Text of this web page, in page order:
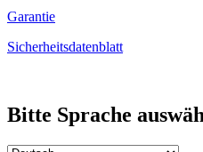
Garantie
Sicherheitsdatenblatt
Bitte Sprache